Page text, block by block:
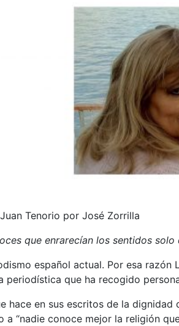
Tenorio por José Zorrilla
que enrarecían los sentidos
español actual. Por esa
que ha recogido
hace en sus escritos de la
a “nadie conoce mejor la religión